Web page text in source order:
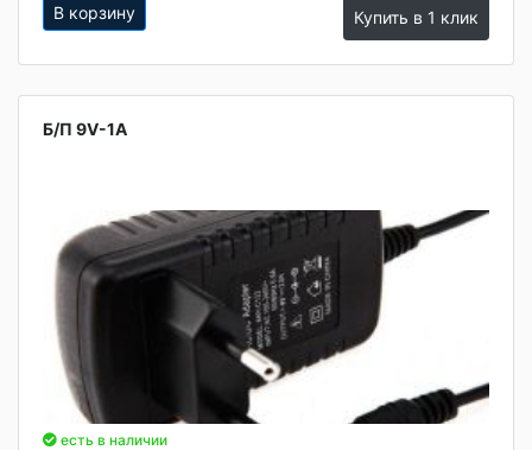
В корзину Купить в 1 клик
Б/П 9V-1A
есть в наличии